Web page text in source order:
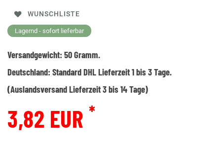
WUNSCHLISTE
Lagernd - sofort lieferbar
Versandgewicht: 50Gramm.
Deutschland: Standard DHL Lieferzeit 1 bis 3 Tage.
(Auslandsversand Lieferzeit 3 bis 14 Tage)
3,82 EUR *